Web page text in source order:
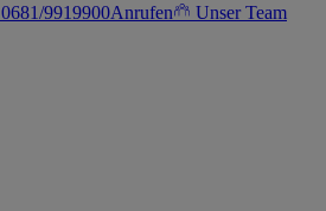
0681/9919900Anrufen Unser Team